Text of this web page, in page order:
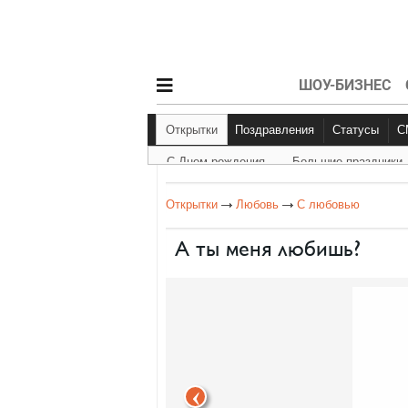
ШОУ-БИЗНЕС
Открытки Поздравления
С Днем рождения
Статусы
Другое
С Днем рождения Большие праздники
Открытки Любовь С любовью
А ты меня любишь?